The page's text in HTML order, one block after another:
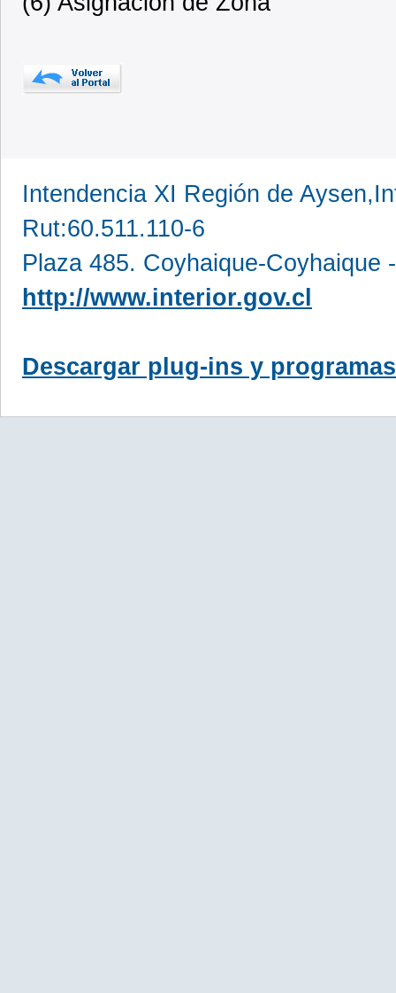
Intendencia XI Región de
Rut:60.511.110-6
Plaza 485. Coyhaique-Coyhaique
http://www.interior.gov.cl
Descargar plug-ins y